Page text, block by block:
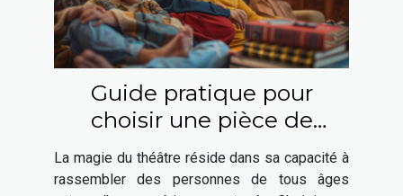
Guide pratique pour
choisir une pièce de
théâtre adaptée à toute la
famille
La magie du théâtre réside dans sa capacité à
rassembler des personnes de tous âges